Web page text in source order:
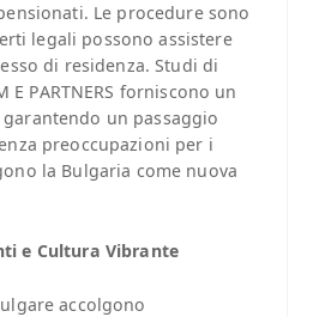
Le procedure sono
legali possono assistere
di residenza. Studi di
E PARTNERS forniscono un
un passaggio
preoccupazioni per i
la Bulgaria come nuova
e Cultura Vibrante
accolgono